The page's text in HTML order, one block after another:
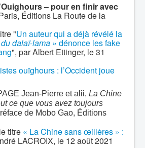
– pour en finir avec
Éditions La Route de la
"Un auteur qui a déjà révélé la
dalaï-lama » dénonce les fake
", par Albert Ettinger, le 31
ouïghours : l’Occident joue
Jean-Pierre et alii, La Chine
ce que vous avez toujours
de Mobo Gao, Éditions
titre « La Chine sans œillères » :
LACROIX, le 12 août 2021